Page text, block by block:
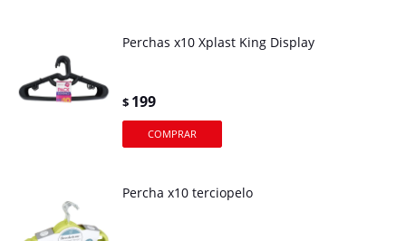
Perchas x10 Xplast King Display
$ 199
Percha x10 terciopelo